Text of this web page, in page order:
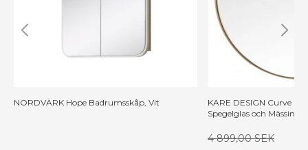
NORDVÄRK Hope Badrumsskåp, Vit
KARE DESIGN Curve
Spegelglas och
4 899,00 SEK